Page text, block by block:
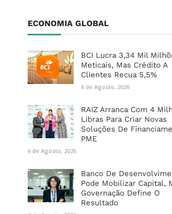
ECONOMIA GLOBAL
BCI Lucra 3,34 Mil
Meticais, Mas Crédito A
Clientes Recua 5,5%
6 de Agosto, 2026
RAIZ Arranca Com 4
Libras Para Criar Novas
Soluções De
PME
6 de Agosto, 2026
Banco De
Pode Mobilizar Capital,
Governação Define O
Resultado